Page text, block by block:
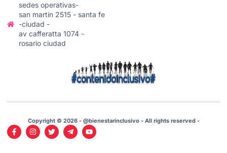
sedes operativas-
san martin 2515 - santa fe
-ciudad -
av cafferatta 1074 -
rosario ciudad
Copyright © 2026 - @bienestarinclusivo - All rights reserved -